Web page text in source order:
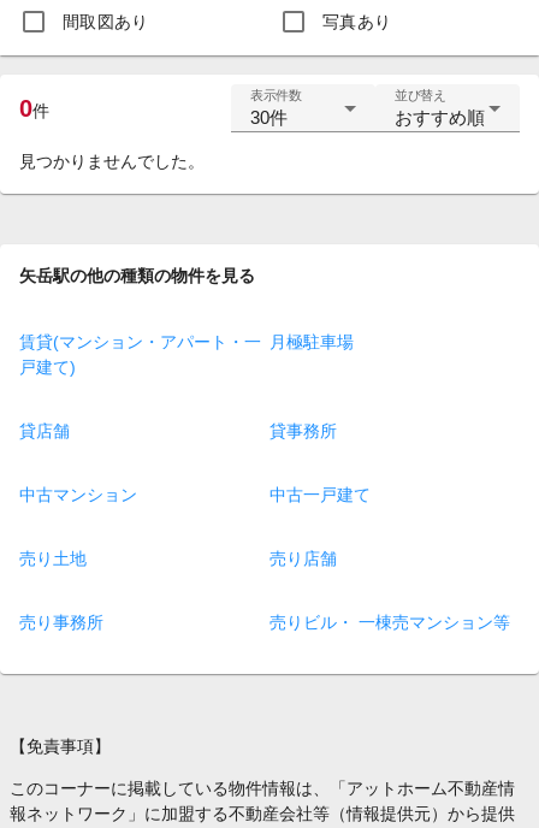
間取図あり 写真あり
0件
表示件数
30件
並び替え
おすすめ順
見つかりませんでした。
矢岳駅の他の種類の物件を見る
賃貸(マンション・アパート・一
戸建て)
月極駐車場
貸店舗 貸事務所
中古マンション 中古一戸建て
売り土地 売り店舗
売り事務所 売りビル・ 一棟売マンション等
【免責事項】
このコーナーに掲載している物件情報は、「アットホーム不動産情
報ネットワーク」に加盟する不動産会社等（情報提供元）から提供